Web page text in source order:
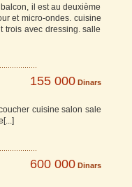
il est au deuxième
et micro-ondes. cuisine
trois avec dressing. salle
155 000 Dinars
cuisine salon sale
[...]
600 000 Dinars